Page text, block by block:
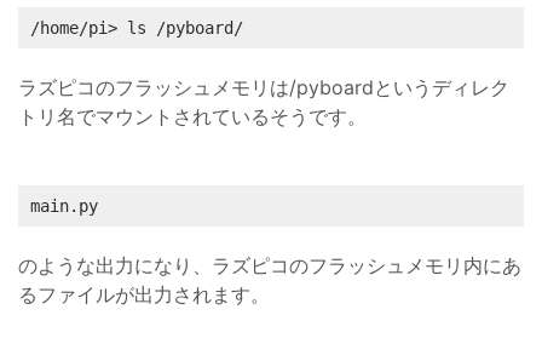
/home/pi> ls /pyboard/
ラズピコのフラッシュメモリは/pyboardというディレク
トリ名でマウントされているそうです。
main.py
のような出力になり、ラズピコのフラッシュメモリ内にあ
るファイルが出力されます。